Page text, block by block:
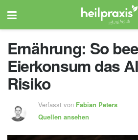
Ernährung: So
Eierkonsum das
Risiko
Verfasst von Fabian Peters
Quellen ansehen